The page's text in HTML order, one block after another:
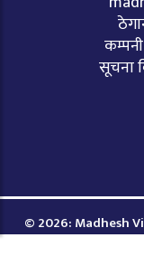
सूचना
© 2026: Madhesh